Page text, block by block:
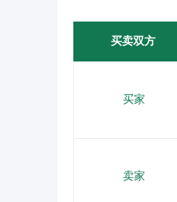
买卖双方
买家
卖家